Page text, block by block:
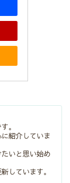
。
紹介していま
いと思い始め
しています。